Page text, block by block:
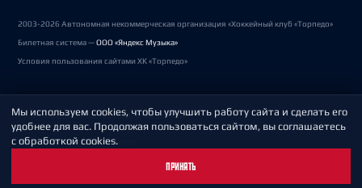
2003-2026 Автономная некоммерческая организация «Хоккейный клуб «Торпедо»
Билетная система —ООО «Яндекс Музыка»
Условия пользования сайтами ХК «Торпедо»
Политика обработки персональных данных
Пользовательское соглашение
Мы используем cookies, чтобы улучшить работу сайта и сделать его
удобнее для вас. Продолжая пользоваться сайтом, вы соглашаетесь
с обработкой cookies.
ПРИНЯТЬ